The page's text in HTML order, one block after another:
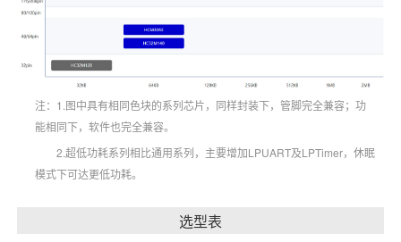
注：1.图中具有相同色块的系列芯片，同样封装下，管脚完全兼容；功
能相同下，软件也完全兼容。
2.超低功耗系列相比通用系列，主要增加LPUART及LPTimer，休眠
模式下可达更低功耗。
选型表